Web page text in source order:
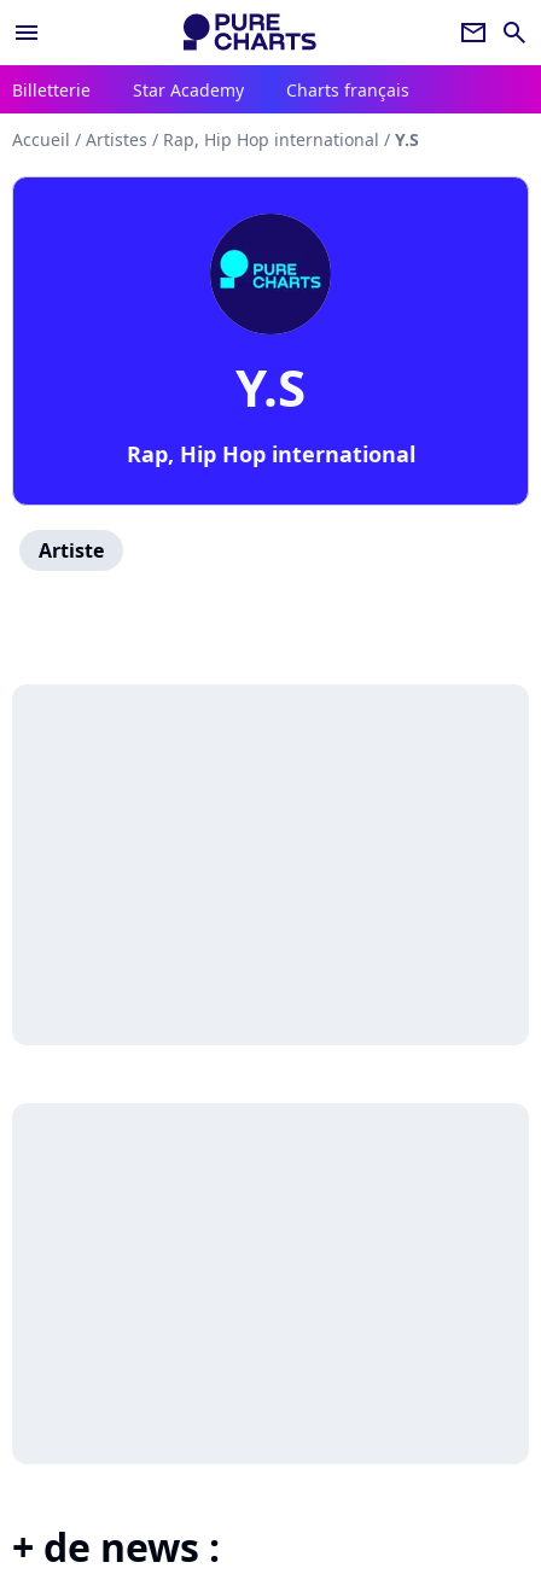
menu newsletter search
Billetterie Star Academy Charts français
Accueil / Artistes / Rap, Hip Hop international / Y.S
Y.S
Rap, Hip Hop international
Artiste
+ de news :